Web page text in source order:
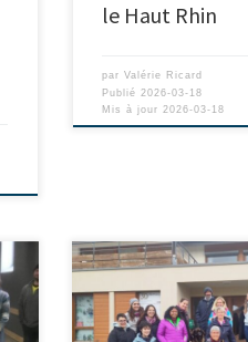
le Haut Rhin
parValérie Ricard
Publié 2026-03-18
Mis à jour 2026-03-18